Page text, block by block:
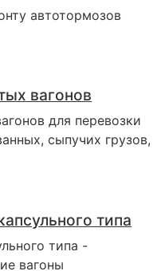
автотормозов
вагонов
для перевозки
сыпучих грузов,
типа
типа -
вагоны